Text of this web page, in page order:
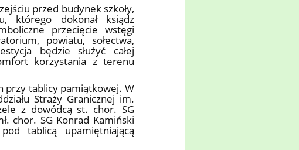
przed budynek szkoły,
którego dokonał ksiądz
przecięcie wstęgi
powiatu, sołectwa,
będzie służyć całej
korzystania z terenu
przy tablicy pamiątkowej. W
Straży Granicznej im.
z dowódcą st. chor. SG
chor. SG Konrad Kamiński
tablicą upamiętniającą